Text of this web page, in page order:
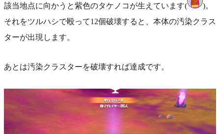
該当地点に向かうと紫色のタケノコが生えています(
)。
それをツルハシで殴って12個破壊すると、本体の汚染クラス
ターが出現します。
あとは汚染クラスターを破壊すれば達成です。